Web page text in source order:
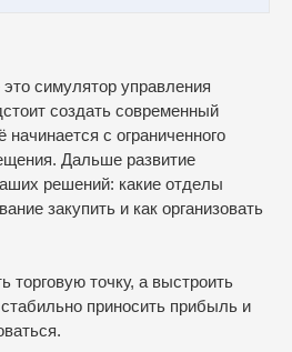
симулятор управления
создать современный
с ограниченного
Дальше развитие
решений: какие отделы
закупить и как организовать
торговую точку, а выстроить
приносить прибыль и